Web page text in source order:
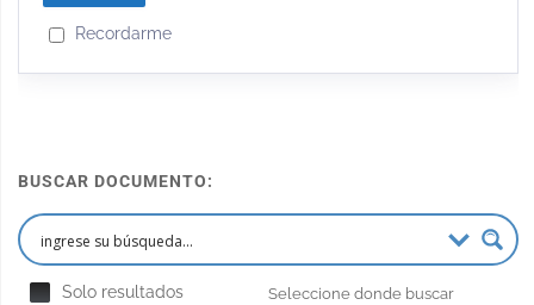
Recordarme
BUSCAR DOCUMENTO:
Solo resultados
Seleccione donde buscar